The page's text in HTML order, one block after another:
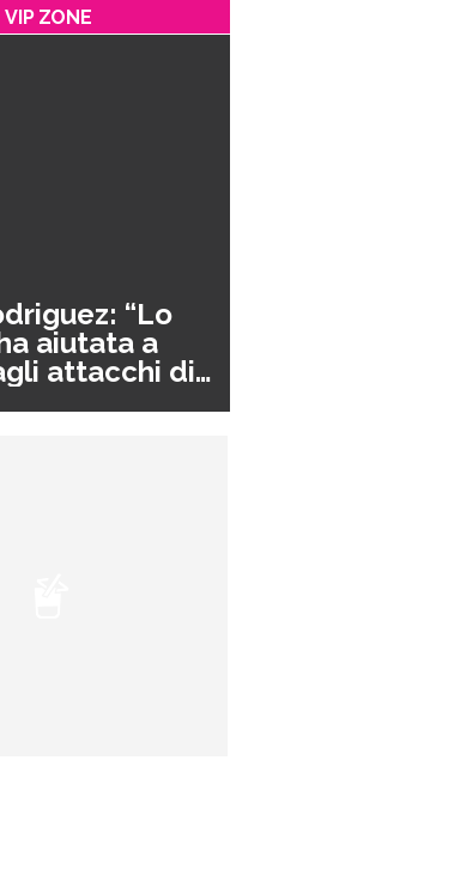
VIP ZONE
“Lo
aiutata a
attacchi di